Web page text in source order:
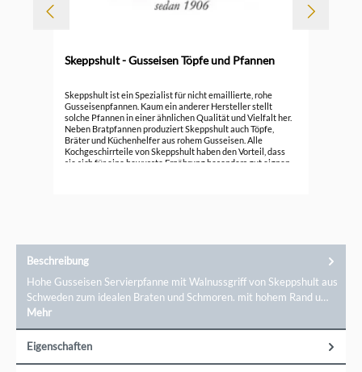
Skeppshult - Gusseisen Töpfe und Pfannen
Skeppshult ist ein Spezialist für nicht emaillierte, rohe
Gusseisenpfannen. Kaum ein anderer Hersteller stellt
solche Pfannen in einer ähnlichen Qualität und Vielfalt her.
Neben Bratpfannen produziert Skeppshult auch Töpfe,
Bräter und Küchenhelfer aus rohem Gusseisen. Alle
Kochgeschirrteile von Skeppshult haben den Vorteil, dass
sie sich für eine bewusste Ernährung besonders gut eignen
Beschreibung
Hohe Gusseisen Servierpfanne mit Walnussgriff von Skeppshult aus
Schweden zum idealen Braten und Schmoren. mit hohem Rand u…
Mehr
Eigenschaften